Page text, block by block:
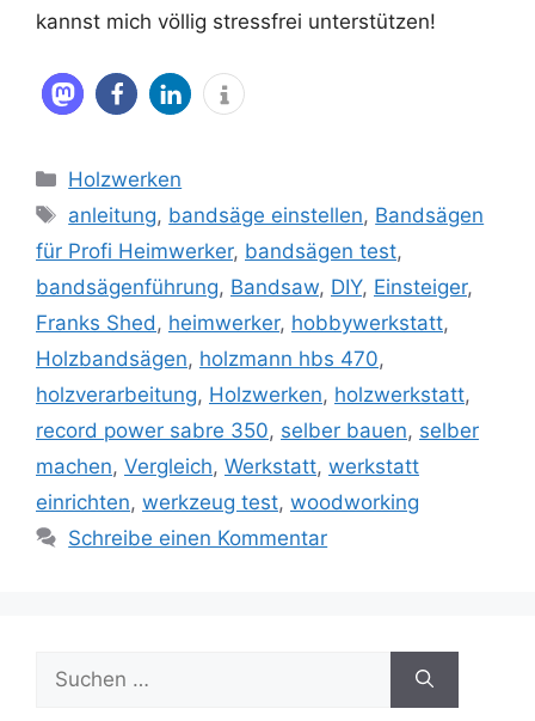
kannst mich völlig stressfrei unterstützen!
Kategorien
Holzwerken
Schlagwörter
anleitung, bandsäge einstellen, Bandsägen
für Profi Heimwerker, bandsägen test,
bandsägenführung, Bandsaw, DIY, Einsteiger,
Franks Shed, heimwerker, hobbywerkstatt,
Holzbandsägen, holzmann hbs 470,
holzverarbeitung, Holzwerken, holzwerkstatt,
record power sabre 350, selber bauen, selber
machen, Vergleich, Werkstatt, werkstatt
einrichten, werkzeug test, woodworking
Schreibe einen Kommentar
Suche
nach: